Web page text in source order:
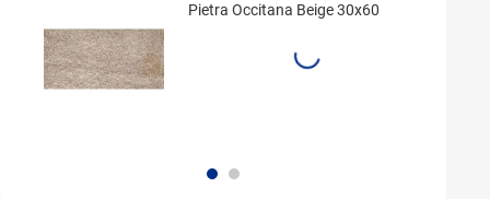
Pietra Occitana Beige 30x60